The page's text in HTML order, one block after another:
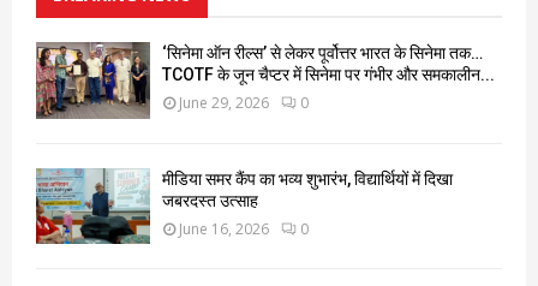
‘सिनेमा ऑन रील्स’ से लेकर पूर्वोत्तर भारत के सिनेमा तक…
TCOTF के जून चैप्टर में सिनेमा पर गंभीर और समकालीन...
June 29, 2026 0
मीडिया समर कैंप का भव्य शुभारंभ, विद्यार्थियों में दिखा
जबरदस्त उत्साह
June 16, 2026 0